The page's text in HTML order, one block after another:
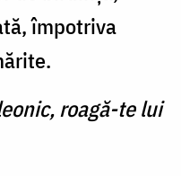
împotriva
roagă-te lui